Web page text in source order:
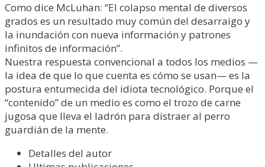
Como dice McLuhan: “El colapso mental de diversos
grados es un resultado muy común del desarraigo y
la inundación con nueva información y patrones
infinitos de información”.
Nuestra respuesta convencional a todos los medios —
la idea de que lo que cuenta es cómo se usan— es la
postura entumecida del idiota tecnológico. Porque el
“contenido” de un medio es como el trozo de carne
jugosa que lleva el ladrón para distraer al perro
guardián de la mente.
Detalles del autor